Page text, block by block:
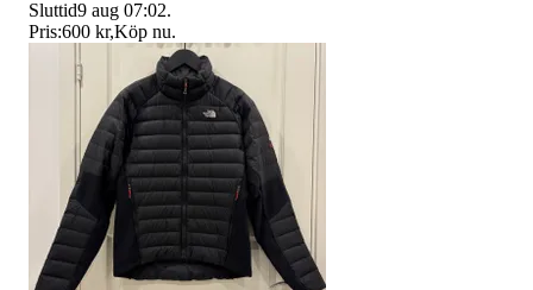
Sluttid9 aug 07:02.
Pris:600 kr,Köp nu.